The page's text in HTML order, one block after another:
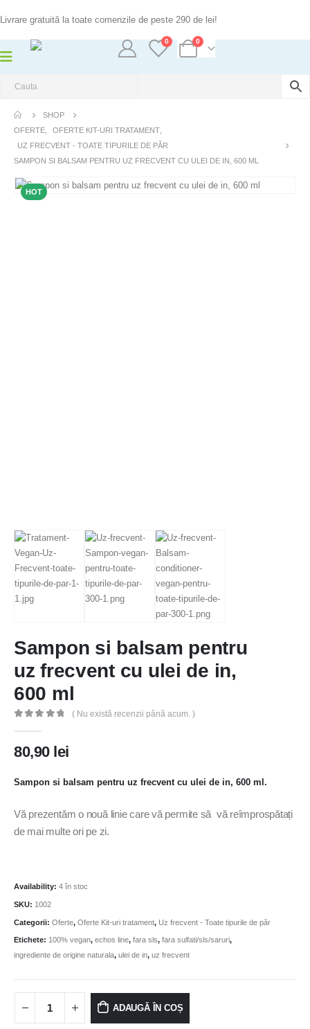
Livrare gratuită la toate comenzile de peste 290 de lei!
0 0
SHOP
OFERTE
OFERTE KIT-URI TRATAMENT
UZ FRECVENT - TOATE TIPURILE DE PĂR
SAMPON SI BALSAM PENTRU UZ FRECVENT CU ULEI DE IN, 600 ML
HOT
Sampon si balsam pentru
uz frecvent cu ulei de in,
600 ml
( Nu există recenzii până acum. )
80,90 lei
Sampon si balsam pentru uz frecvent cu ulei de in, 600 ml.
Vă prezentăm o nouă linie care vă permite să vă reîmprospătați
de mai multe ori pe zi.
Availability: 4 în stoc
SKU: 1002
Categorii: Oferte, Oferte Kit-uri tratament, Uz frecvent - Toate tipurile de păr
Etichete: 100% vegan, echos line, fara sls, fara sulfati/sls/saruri,
ingrediente de origine naturala, ulei de in, uz frecvent
ADAUGĂ ÎN COȘ